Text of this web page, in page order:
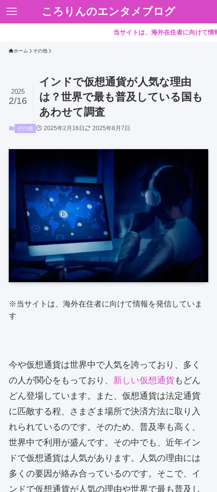
ころりんのエンタメブログ
当サイトは、海外在住者に向けて情報を発
ホーム その他
インドで仮想通貨が人気な理由
は？世界で最も普及している国も
あわせて調査
2025
2/16
その他 2025年2月16日 2025年8月7日
※当サイトは、海外在住者に向けて情報を発信していま
す
今や仮想通貨は世界中で人気を誇っており、多く
の人が関心をもっており、 新しい仮想通貨もどん
どん登場しています。また、仮想通貨は法定通貨
に匹敵する程、さまざま場所で決済方法に取り入
れられているのです。そのため、普及率も高く、
世界中で利用が盛んです。その中でも、近年イン
ドで仮想通貨は人気があります。人気の理由には
多くの要因が絡み合っているのです。そこで、イ
ンドで仮想通貨が人気の理由や世界で最も普及し